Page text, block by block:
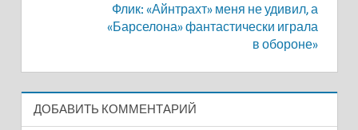
Флик: «Айнтрахт» меня не удивил, а
«Барселона» фантастически играла
в обороне»
ДОБАВИТЬ КОММЕНТАРИЙ